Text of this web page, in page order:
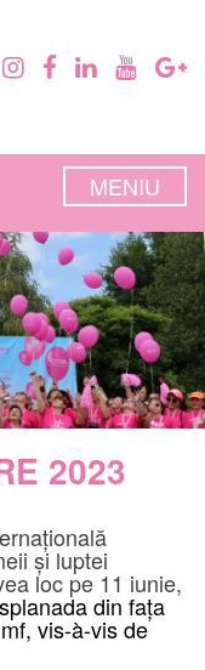
MENIU
2023
și luptei
loc pe 11 iunie,
din fața
vis-à-vis de